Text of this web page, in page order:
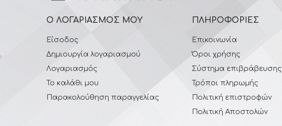
Ο ΛΟΓΑΡΙΑΣΜΌΣ ΜΟΥ
Είσοδος
Δημιουργία λογαριασμού
Λογαριασμός
Το καλάθι μου
Παρακολούθηση παραγγελίας
ΠΛΗΡΟΦΟΡΊΕΣ
Επικοινωνία
Όροι χρήσης
Σύστημα επιβράβευσης
Τρόποι πληρωμής
Πολιτική επιστροφών
Πολιτική Αποστολών